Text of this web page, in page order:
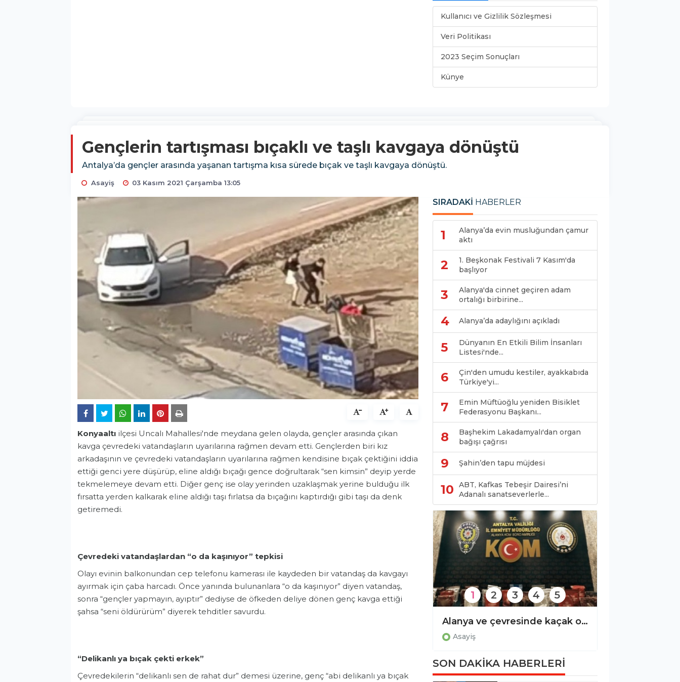
Kullanıcı ve Gizlilik Sözleşmesi
Veri Politikası
2023 Seçim Sonuçları
Künye
Gençlerin tartışması bıçaklı ve taşlı kavgaya dönüştü
Antalya’da gençler arasında yaşanan tartışma kısa sürede bıçak ve taşlı kavgaya dönüştü.
Asayiş 03 Kasım 2021 Çarşamba 13:05
Konyaaltı ilçesi Uncalı Mahallesi'nde meydana gelen olayda, gençler arasında çıkan
kavga çevredeki vatandaşların uyarılarına rağmen devam etti. Gençlerden biri kız
arkadaşının ve çevredeki vatandaşların uyarılarına rağmen kendisine bıçak çektiğini iddia
ettiği genci yere düşürüp, eline aldığı bıçağı gence doğrultarak “sen kimsin” deyip yerde
tekmelemeye devam etti. Diğer genç ise olay yerinden uzaklaşmak yerine bulduğu ilk
fırsatta yerden kalkarak eline aldığı taşı fırlatsa da bıçağını kaptırdığı gibi taşı da denk
getiremedi.
Çevredeki vatandaşlardan “o da kaşınıyor” tepkisi
Olayı evinin balkonundan cep telefonu kamerası ile kaydeden bir vatandaş da kavgayı
ayırmak için çaba harcadı. Önce yanında bulunanlara “o da kaşınıyor” diyen vatandaş,
sonra “gençler yapmayın, ayıptır” dediyse de öfkeden deliye dönen genç kavga ettiği
şahsa “seni öldürürüm” diyerek tehditler savurdu.
“Delikanlı ya bıçak çekti erkek”
Çevredekilerin “delikanlı sen de rahat dur” demesi üzerine, genç “abi delikanlı ya bıçak
SIRADAKİ HABERLER
1
Alanya’da evin musluğundan çamur
aktı
2
1. Beşkonak Festivali 7 Kasım'da
başlıyor
3
Alanya'da cinnet geçiren adam
ortalığı birbirine...
4 Alanya’da adaylığını açıkladı
5
Dünyanın En Etkili Bilim İnsanları
Listesi'nde...
6
Çin'den umudu kestiler, ayakkabıda
Türkiye'yi...
7
Emin Müftüoğlu yeniden Bisiklet
Federasyonu Başkanı...
8
Başhekim Lakadamyalı'dan organ
bağışı çağrısı
9 Şahin’den tapu müjdesi
10
ABT, Kafkas Tebeşir Dairesi’ni
Adanalı sanatseverlerle...
Alanya ve çevresinde kaçak operasyonu!
Asayiş
1 2 3 4 5
SON DAKİKA HABERLERİ